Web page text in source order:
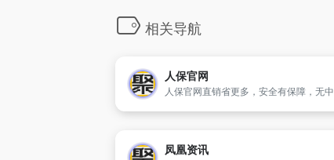
相关导航
人保官网
凤凰资讯